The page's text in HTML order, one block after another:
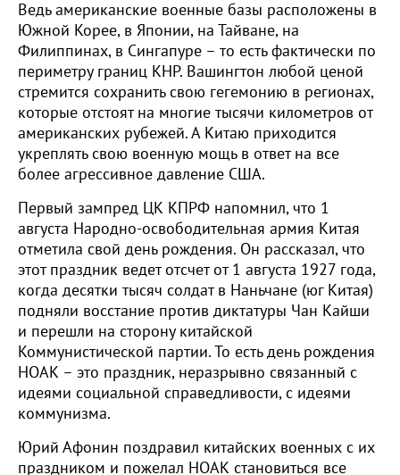
Ведь американские военные базы расположены в
Южной Корее, в Японии, на Тайване, на
Филиппинах, в Сингапуре – то есть фактически по
периметру границ КНР. Вашингтон любой ценой
стремится сохранить свою гегемонию в регионах,
которые отстоят на многие тысячи километров от
американских рубежей. А Китаю приходится
укреплять свою военную мощь в ответ на все
более агрессивное давление США.
Первый зампред ЦК КПРФ напомнил, что 1
августа Народно-освободительная армия Китая
отметила свой день рождения. Он рассказал, что
этот праздник ведет отсчет от 1 августа 1927 года,
когда десятки тысяч солдат в Наньчане (юг Китая)
подняли восстание против диктатуры Чан Кайши
и перешли на сторону китайской
Коммунистической партии. То есть день рождения
НОАК – это праздник, неразрывно связанный с
идеями социальной справедливости, с идеями
коммунизма.
Юрий Афонин поздравил китайских военных с их
праздником и пожелал НОАК становиться все